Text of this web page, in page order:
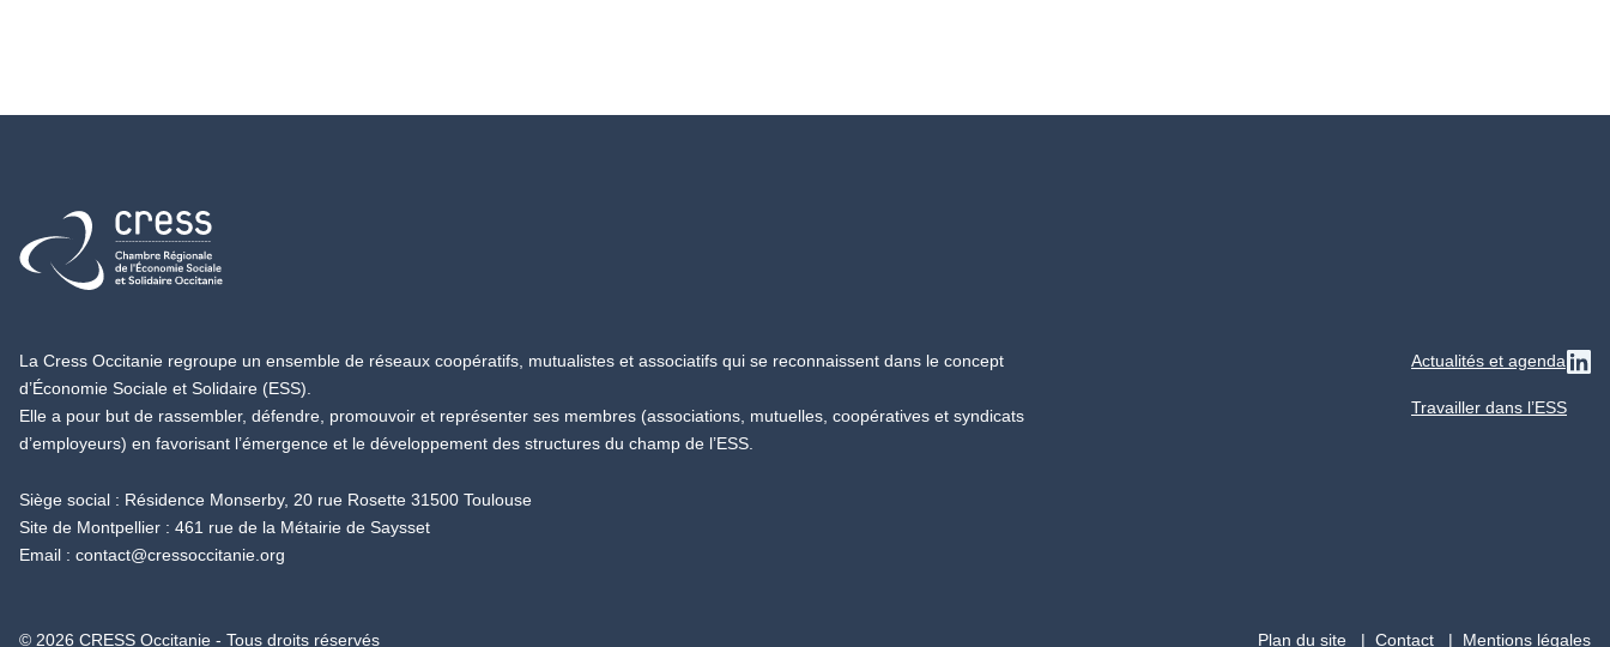
Retour à l'accueil
La Cress Occitanie regroupe un ensemble de réseaux coopératifs, mutualistes et associatifs qui se reconnaissent dans le concept
d’Économie Sociale et Solidaire (ESS).
Elle a pour but de rassembler, défendre, promouvoir et représenter ses membres (associations, mutuelles, coopératives et syndicats
d’employeurs) en favorisant l’émergence et le développement des structures du champ de l’ESS.
Siège social : Résidence Monserby, 20 rue Rosette 31500 Toulouse
Site de Montpellier : 461 rue de la Métairie de Saysset
Email : contact@cressoccitanie.org
Actualités et agenda
Travailler dans l’ESS
© 2026 CRESS Occitanie - Tous droits réservés Plan du site Contact Mentions légales